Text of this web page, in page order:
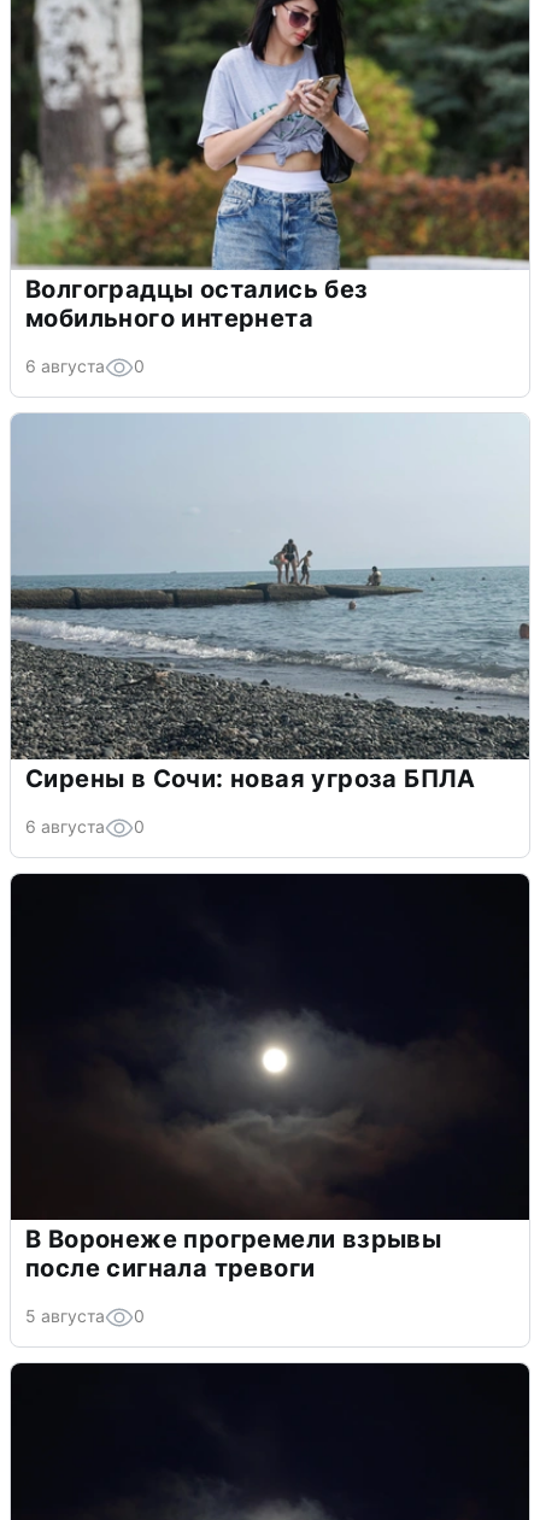
Волгоградцы остались без
мобильного интернета
6 августа 0
Сирены в Сочи: новая угроза БПЛА
6 августа 0
В Воронеже прогремели взрывы
после сигнала тревоги
5 августа 0